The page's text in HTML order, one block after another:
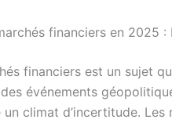
financiers en 2025
financiers est un sujet
des événements
climat d’incertitude.